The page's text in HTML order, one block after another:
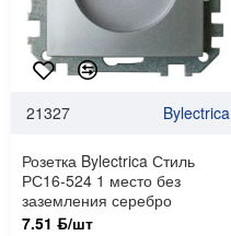
21327 Bylectrica
Розетка Bylectrica Стиль
РС16-524 1 место без
заземления серебро
7.51 ƃ/шт